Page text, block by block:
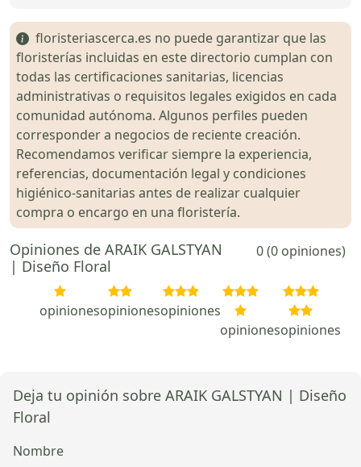
floristeriascerca.es no puede garantizar que las
floristerías incluidas en este directorio cumplan con
todas las certificaciones sanitarias, licencias
administrativas o requisitos legales exigidos en cada
comunidad autónoma. Algunos perfiles pueden
corresponder a negocios de reciente creación.
Recomendamos verificar siempre la experiencia,
referencias, documentación legal y condiciones
higiénico-sanitarias antes de realizar cualquier
compra o encargo en una floristería.
Opiniones de ARAIK GALSTYAN
| Diseño Floral
0 (0 opiniones)
opinionesopinionesopiniones
opinionesopiniones
Deja tu opinión sobre ARAIK GALSTYAN | Diseño
Floral
Nombre